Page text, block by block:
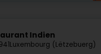
Indien
Luxembourg (Lëtzebuerg)